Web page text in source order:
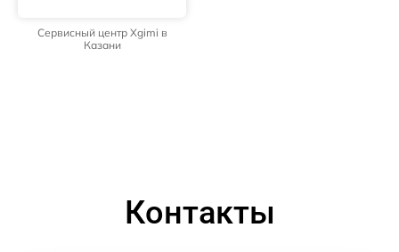
Сервисный центр Xgimi в
Казани
Контакты